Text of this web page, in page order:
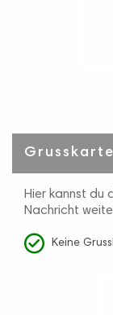
Grusskarte
Hier kannst du
Nachricht
Keine